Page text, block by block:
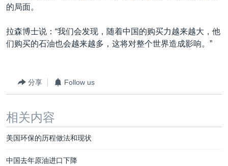
的局面。
拉森博士说：“我们会发现，随着中国的购买力越来越大，他
们购买的石油也会越来越多，这将对整个世界造成影响。”
分享 Follow us
相关内容
美国环保的历程做法和现状
中国去年原油进口下降